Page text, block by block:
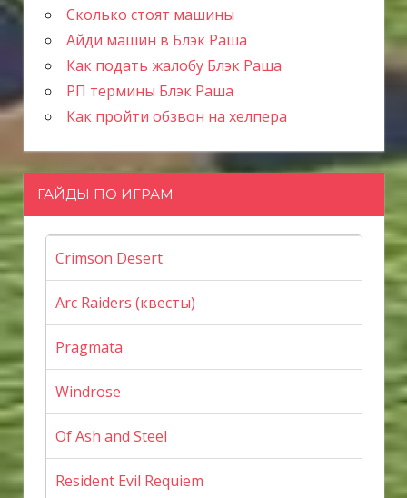
Сколько стоят машины
Айди машин в Блэк Раша
Как подать жалобу Блэк Раша
РП термины Блэк Раша
Как пройти обзвон на хелпера
ГАЙДЫ ПО ИГРАМ
Crimson Desert
Arc Raiders (квесты)
Pragmata
Windrose
Of Ash and Steel
Resident Evil Requiem